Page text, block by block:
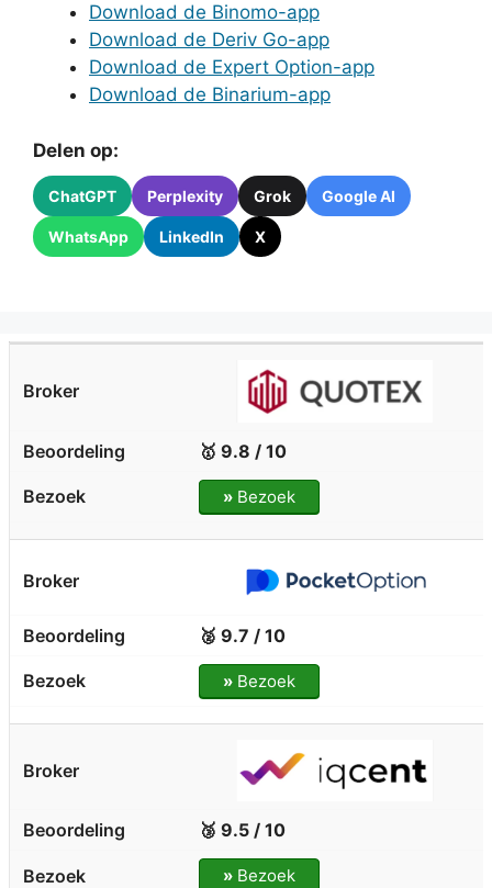
Download de Binomo-app
Download de Deriv Go-app
Download de Expert Option-app
Download de Binarium-app
Delen op:
ChatGPT Perplexity Grok Google AI
WhatsApp LinkedIn X
🥇 9.8 / 10
»Bezoek
🥈 9.7 / 10
»Bezoek
🥉 9.5 / 10
»Bezoek